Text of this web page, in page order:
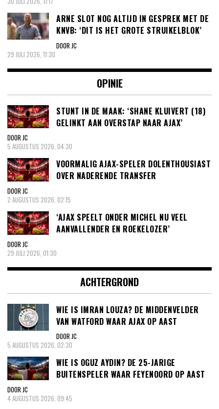
ARNE SLOT NOG ALTIJD IN GESPREK MET DE
KNVB: ‘DIT IS HET GROTE STRUIKELBLOK’
DOOR JC
29 JULI 2026, 11:30
OPINIE
STUNT IN DE MAAK: ‘SHANE KLUIVERT (18)
GELINKT AAN OVERSTAP NAAR AJAX’
DOOR JC
5 AUGUSTUS 2026, 04:30
VOORMALIG AJAX-SPELER DOLENTHOUSIAST
OVER NADERENDE TRANSFER
DOOR JC
2 AUGUSTUS 2026, 02:15
‘AJAX SPEELT ONDER MICHEL NU VEEL
AANVALLENDER EN ROEKELOZER’
DOOR JC
29 JULI 2026, 01:30
ACHTERGROND
WIE IS IMRAN LOUZA? DE MIDDENVELDER
VAN WATFORD WAAR AJAX OP AAST
DOOR JC
5 AUGUSTUS 2026, 02:30
WIE IS OGUZ AYDIN? DE 25-JARIGE
BUITENSPELER WAAR FEYENOORD OP AAST
DOOR JC
4 AUGUSTUS 2026, 09:45